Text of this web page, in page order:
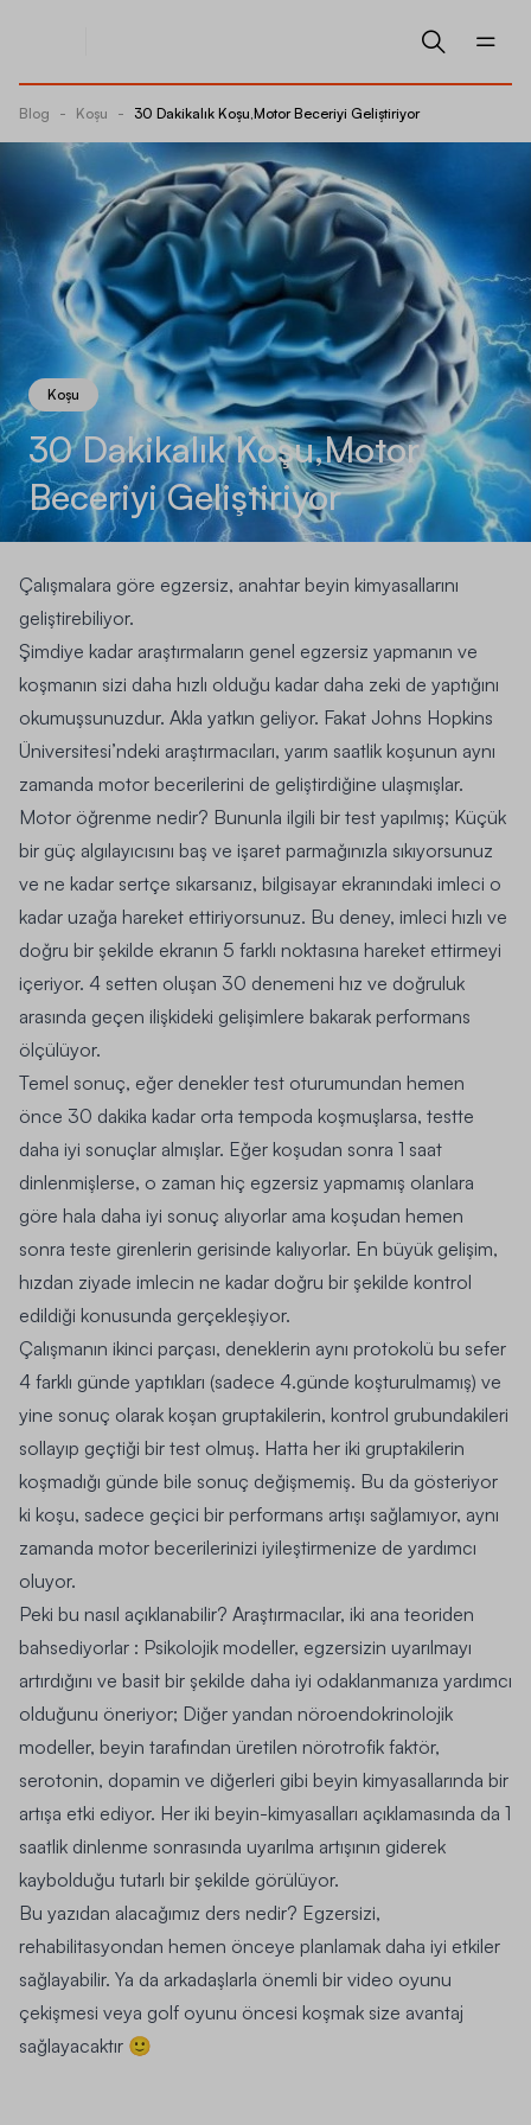
Blog - Koşu - 30 Dakikalık Koşu,Motor Beceriyi Geliştiriyor
Koşu
30 Dakikalık Koşu,Motor
Beceriyi Geliştiriyor
Çalışmalara göre egzersiz, anahtar beyin kimyasallarını
geliştirebiliyor.
Şimdiye kadar araştırmaların genel egzersiz yapmanın ve
koşmanın sizi daha hızlı olduğu kadar daha zeki de yaptığını
okumuşsunuzdur. Akla yatkın geliyor. Fakat Johns Hopkins
Üniversitesi’ndeki araştırmacıları, yarım saatlik koşunun aynı
zamanda motor becerilerini de geliştirdiğine ulaşmışlar.
Motor öğrenme nedir? Bununla ilgili bir test yapılmış; Küçük
bir güç algılayıcısını baş ve işaret parmağınızla sıkıyorsunuz
ve ne kadar sertçe sıkarsanız, bilgisayar ekranındaki imleci o
kadar uzağa hareket ettiriyorsunuz. Bu deney, imleci hızlı ve
doğru bir şekilde ekranın 5 farklı noktasına hareket ettirmeyi
içeriyor. 4 setten oluşan 30 denemeni hız ve doğruluk
arasında geçen ilişkideki gelişimlere bakarak performans
ölçülüyor.
Temel sonuç, eğer denekler test oturumundan hemen
önce 30 dakika kadar orta tempoda koşmuşlarsa, testte
daha iyi sonuçlar almışlar. Eğer koşudan sonra 1 saat
dinlenmişlerse, o zaman hiç egzersiz yapmamış olanlara
göre hala daha iyi sonuç alıyorlar ama koşudan hemen
sonra teste girenlerin gerisinde kalıyorlar. En büyük gelişim,
hızdan ziyade imlecin ne kadar doğru bir şekilde kontrol
edildiği konusunda gerçekleşiyor.
Çalışmanın ikinci parçası, deneklerin aynı protokolü bu sefer
4 farklı günde yaptıkları (sadece 4.günde koşturulmamış) ve
yine sonuç olarak koşan gruptakilerin, kontrol grubundakileri
sollayıp geçtiği bir test olmuş. Hatta her iki gruptakilerin
koşmadığı günde bile sonuç değişmemiş. Bu da gösteriyor
ki koşu, sadece geçici bir performans artışı sağlamıyor, aynı
zamanda motor becerilerinizi iyileştirmenize de yardımcı
oluyor.
Peki bu nasıl açıklanabilir? Araştırmacılar, iki ana teoriden
bahsediyorlar : Psikolojik modeller, egzersizin uyarılmayı
artırdığını ve basit bir şekilde daha iyi odaklanmanıza yardımcı
olduğunu öneriyor; Diğer yandan nöroendokrinolojik
modeller, beyin tarafından üretilen nörotrofik faktör,
serotonin, dopamin ve diğerleri gibi beyin kimyasallarında bir
artışa etki ediyor. Her iki beyin-kimyasalları açıklamasında da 1
saatlik dinlenme sonrasında uyarılma artışının giderek
kaybolduğu tutarlı bir şekilde görülüyor.
Bu yazıdan alacağımız ders nedir? Egzersizi,
rehabilitasyondan hemen önceye planlamak daha iyi etkiler
sağlayabilir. Ya da arkadaşlarla önemli bir video oyunu
çekişmesi veya golf oyunu öncesi koşmak size avantaj
sağlayacaktır 🙂